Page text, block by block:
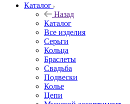
Каталог
Назад
Каталог
Все изделия
Серьги
Кольца
Браслеты
Свадьба
Подвески
Колье
Цепи